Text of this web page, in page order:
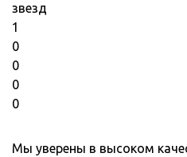
звезд
1
0
0
0
0
Мы уверены в высоком